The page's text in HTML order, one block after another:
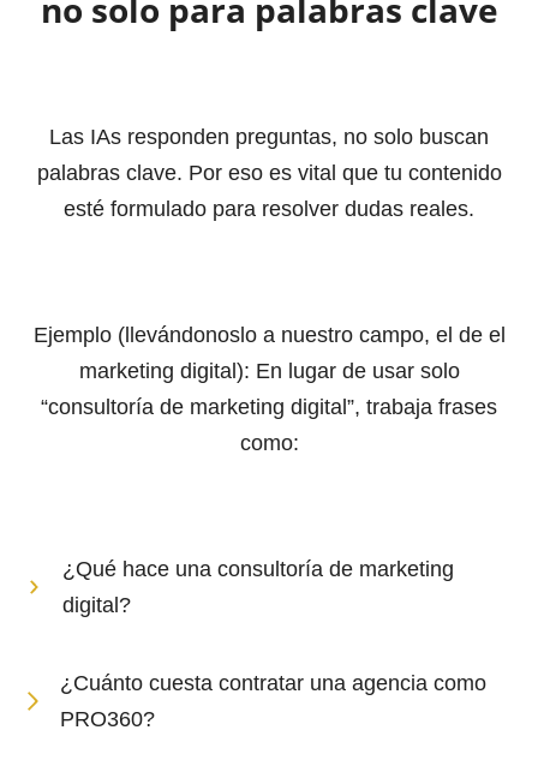
no solo para palabras clave
Las IAs responden preguntas, no solo buscan
palabras clave. Por eso es vital que tu contenido
esté formulado para resolver dudas reales.
Ejemplo (llevándonoslo a nuestro campo, el de el
marketing digital): En lugar de usar solo
“consultoría de marketing digital”, trabaja frases
como:
¿Qué hace una consultoría de marketing
digital?
¿Cuánto cuesta contratar una agencia como
PRO360?